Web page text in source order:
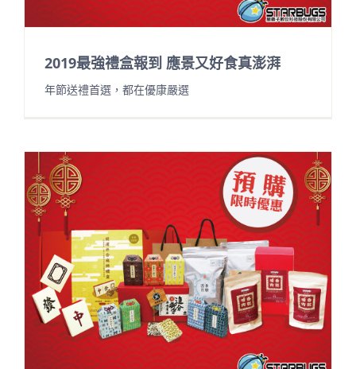
2019最強禮盒報到 應景又好食真澎湃
年節送禮首選，都在優康嚴選